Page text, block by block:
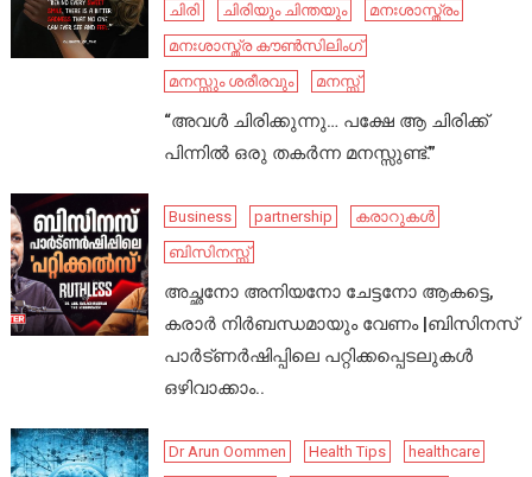
ചിരി
ചിരിയും ചിന്തയും
മനഃശാസ്ത്രം
മനഃശാസ്ത്ര കൗൺസിലിംഗ്
മനസ്സും ശരീരവും
മനസ്സ്
“അവൾ ചിരിക്കുന്നു… പക്ഷേ ആ ചിരിക്ക്
പിന്നിൽ ഒരു തകർന്ന മനസ്സുണ്ട്.”
Business partnership
കരാറുകൾ
ബിസിനസ്സ്
അച്ഛനോ അനിയനോ ചേട്ടനോ ആകട്ടെ,
കരാർ നിർബന്ധമായും വേണം |ബിസിനസ്
പാർട്ണർഷിപ്പിലെ പറ്റിക്കപ്പെടലുകൾ
ഒഴിവാക്കാം..
Dr Arun Oommen Health Tips
healthcare